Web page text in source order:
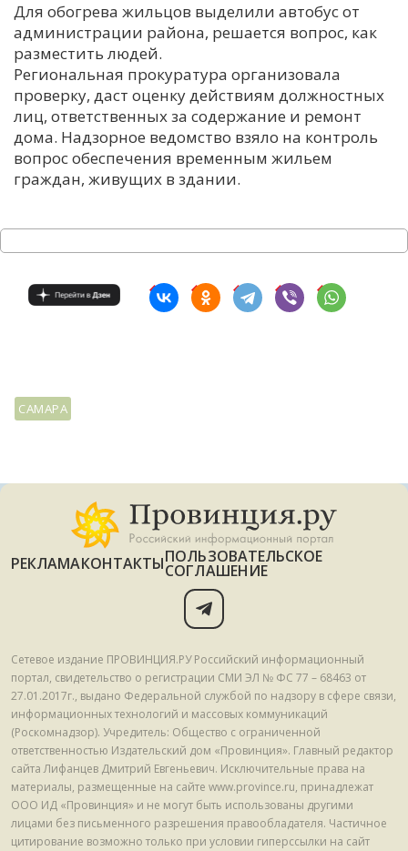
Е
И
К
Т
У
Х
Для обогрева жильцов выделили автобус от
администрации района, решается вопрос, как
разместить людей.
Региональная прокуратура организовала
проверку, даст оценку действиям должностных
лиц, ответственных за содержание и ремонт
дома. Надзорное ведомство взяло на контроль
вопрос обеспечения временным жильем
граждан, живущих в здании.
САМАРА
РЕКЛАМАКОНТАКТЫПОЛЬЗОВАТЕЛЬСКОЕ
СОГЛАШЕНИЕ
Сетевое издание ПРОВИНЦИЯ.РУ Российский информационный
портал, свидетельство о регистрации СМИ ЭЛ № ФС 77 – 68463 от
27.01.2017г., выдано Федеральной службой по надзору в сфере связи,
информационных технологий и массовых коммуникаций
(Роскомнадзор). Учредитель: Общество с ограниченной
ответственностью Издательский дом «Провинция». Главный редактор
сайта Лифанцев Дмитрий Евгеньевич. Исключительные права на
материалы, размещенные на сайте www.province.ru, принадлежат
ООО ИД «Провинция» и не могут быть использованы другими
лицами без письменного разрешения правообладателя. Частичное
цитирование возможно только при условии гиперссылки на сайт